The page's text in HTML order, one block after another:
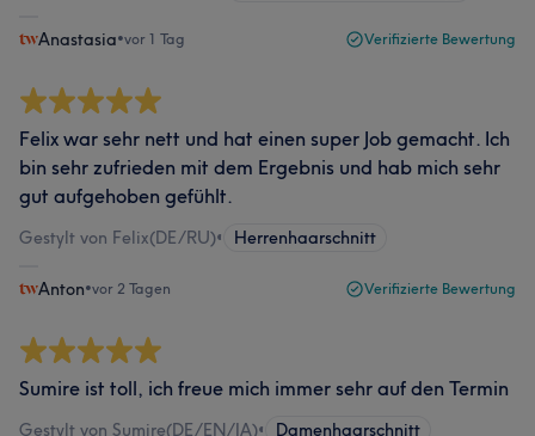
Anastasia•vor 1 Tag Verifizierte Bewertung
Felix war sehr nett und hat einen super Job gemacht. Ich
bin sehr zufrieden mit dem Ergebnis und hab mich sehr
gut aufgehoben gefühlt.
Gestylt von Felix(DE/RU)• Herrenhaarschnitt
Anton•vor 2 Tagen Verifizierte Bewertung
Sumire ist toll, ich freue mich immer sehr auf den Termin
Gestylt von Sumire(DE/EN/JA)• Damenhaarschnitt